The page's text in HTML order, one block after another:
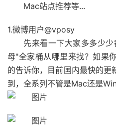
Mac站点推荐等...
1.微博用户@vposy
先来看一下大家多多少
母"全家桶从哪里来找？如果
的告诉你，目前国内最快的更
到，全系列不管是Mac还是